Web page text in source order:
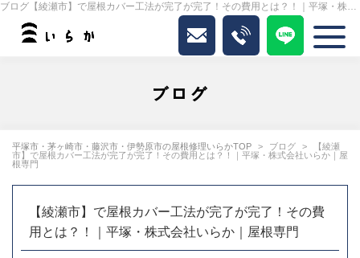
ブログ【綾瀬市】で屋根カバー工法が完了が完了！その費用とは？！｜平塚・株式会社いらか｜屋根専門｜いらか
ブログ
平塚市・茅ヶ崎市・藤沢市・伊勢原市の屋根修理いらかTOP ブログ
【綾瀬
市】で屋根カバー工法が完了が完了！その費用とは？！｜平塚・株式会社いらか｜屋
根専門
【綾瀬市】で屋根カバー工法が完了が完了！その費
用とは？！｜平塚・株式会社いらか｜屋根専門